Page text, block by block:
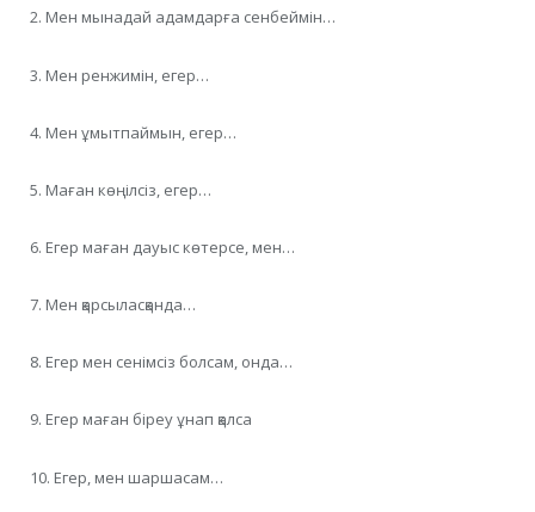
2. Мен мынадай адамдарға сенбеймін…
3. Мен ренжимін, егер…
4. Мен ұмытпаймын, егер…
5. Маған көңілсіз, егер…
6. Егер маған дауыс көтерсе, мен…
7. Мен қарсыласқанда…
8. Егер мен сенімсіз болсам, онда…
9. Егер маған біреу ұнап қалса
10. Егер, мен шаршасам…